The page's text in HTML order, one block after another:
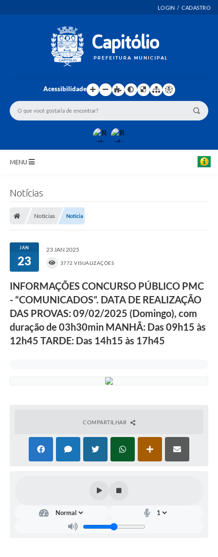
LOGIN / CADASTRO
Acessibilidade
MENU
NORMAS LEGAIS
Controle Interno
Transparência
Editais
A Nossa Cidade
Agenda Oficial
Meio ambiente
Notícias
Notícias Notícia
JAN
23
23 JAN 2025
3772 VISUALIZAÇÕES
INFORMAÇÕES CONCURSO PÚBLICO PMC
- “COMUNICADOS”. DATA DE REALIZAÇÃO
DAS PROVAS: 09/02/2025 (Domingo), com
duração de 03h30min MANHÃ: Das 09h15 às
12h45 TARDE: Das 14h15 às 17h45
COMPARTILHAR